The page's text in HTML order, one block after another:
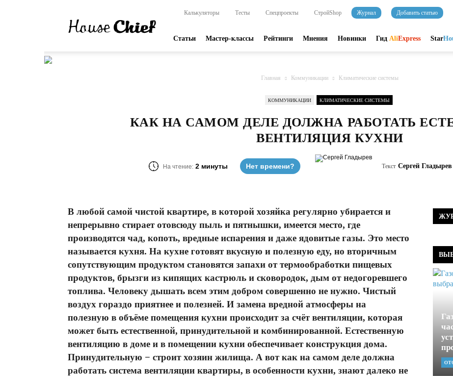
online-
издание
Калькуляторы Тесты Спецпроекты СтройShop Журнал Добавить статью
Статьи Мастер-классы Рейтинги Мнения Новинки Гид AliExpress Star
Главная Коммуникации Климатические системы
КОММУНИКАЦИИ КЛИМАТИЧЕСКИЕ СИСТЕМЫ
КАК НА САМОМ ДЕЛЕ ДОЛЖНА РАБОТАТЬ
ВЕНТИЛЯЦИЯ КУХНИ
На чтение: 2 минуты Нет времени? Текст Сергей Гладырев
В любой самой чистой квартире, в которой хозяйка регулярно убирается и
непрерывно стирает отовсюду пыль и пятнышки, имеется место, где
производятся чад, копоть, вредные испарения и даже ядовитые газы. Это место
называется кухня. На кухне готовят вкусную и полезную еду, но вторичным
сопутствующим продуктом становятся запахи от термообработки пищевых
продуктов, брызги из кипящих кастрюль и сковородок, дым от недогоревшего
топлива. Человеку дышать всем этим добром совершенно не нужно. Чистый
воздух гораздо приятнее и полезней. И замена вредной атмосферы на
полезную в объёме помещения кухни происходит за счёт вентиляции, которая
может быть естественной, принудительной и комбинированной. Естественную
вентиляцию в доме и в помещении кухни обеспечивает конструкция дома.
Принудительную − строит хозяин жилища. А вот как на самом деле должна
работать система вентиляции квартиры, в особенности кухни, знают далеко не